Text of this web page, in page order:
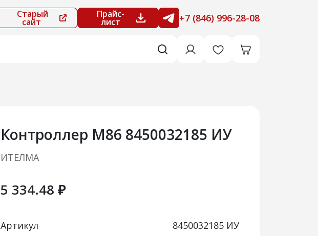
Старый
сайт
Прайс-
лист +7 (846) 996-28-08
Контроллер М86 8450032185 ИУ
ИТЕЛМА
5 334.48 ₽
Артикул 8450032185 ИУ